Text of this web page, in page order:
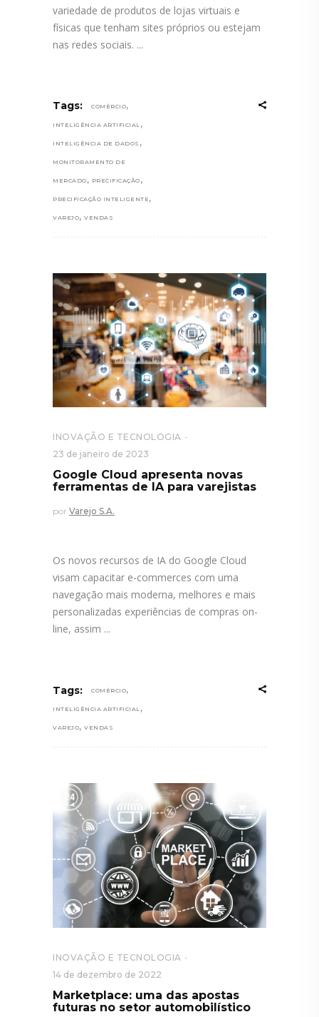
variedade de produtos de lojas virtuais e
físicas que tenham sites próprios ou estejam
nas redes sociais.
Tags: COMÉRCIO,
INTELIGÊNCIA ARTIFICIAL ,
INTELIGÊNCIA DE DADOS ,
MONITORAMENTO DE
MERCADO , PRECIFICAÇÃO ,
PRECIFICAÇÃO INTELIGENTE ,
VAREJO, VENDAS
INOVAÇÃO E TECNOLOGIA
23 de janeiro de 2023
Google Cloud apresenta novas
ferramentas de IA para varejistas
por Varejo S.A.
Os novos recursos de IA do Google Cloud
visam capacitar e-commerces com uma
navegação mais moderna, melhores e mais
personalizadas experiências de compras on-
line, assim
Tags: COMÉRCIO,
INTELIGÊNCIA ARTIFICIAL ,
VAREJO, VENDAS
INOVAÇÃO E TECNOLOGIA
14 de dezembro de 2022
Marketplace: uma das apostas
futuras no setor automobilístico